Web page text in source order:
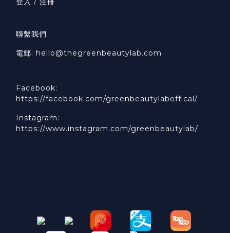
聯繫我們
電郵: hello@thegreenbeautylab.com
Facebook:
https://facebook.com/greenbeautylaboffical/
Instagram:
https://www.instagram.com/greenbeautylab/